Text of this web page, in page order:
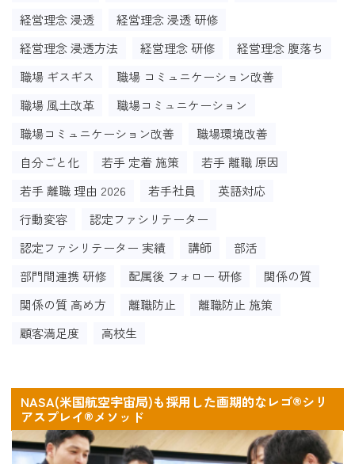
経営理念 浸透
経営理念 浸透 研修
経営理念 浸透方法
経営理念 研修
経営理念 腹落ち
職場 ギスギス
職場 コミュニケーション改善
職場 風土改革
職場コミュニケーション
職場コミュニケーション改善
職場環境改善
自分ごと化
若手 定着 施策
若手 離職 原因
若手 離職 理由 2026
若手社員
英語対応
行動変容
認定ファシリテーター
認定ファシリテーター 実績
講師
部活
部門間連携 研修
配属後 フォロー 研修
関係の質
関係の質 高め方
離職防止
離職防止 施策
顧客満足度
高校生
NASA(米国航空宇宙局)も採用した画期的なレゴ®シリ
アスプレイ®メソッド